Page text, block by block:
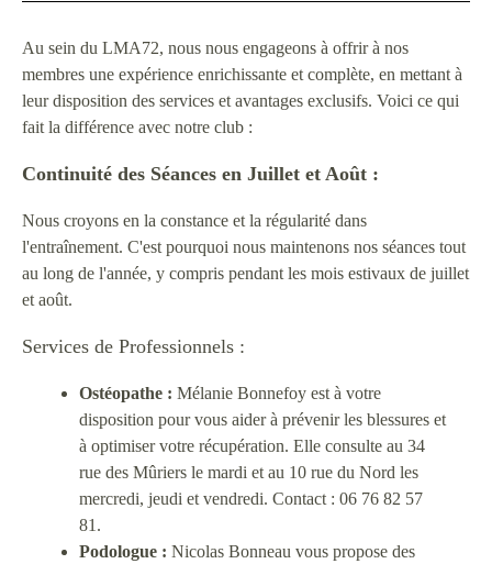
Au sein du LMA72, nous nous engageons à offrir à nos
membres une expérience enrichissante et complète, en mettant à
leur disposition des services et avantages exclusifs. Voici ce qui
fait la différence avec notre club :
Continuité des Séances en Juillet et Août :
Nous croyons en la constance et la régularité dans
l'entraînement. C'est pourquoi nous maintenons nos séances tout
au long de l'année, y compris pendant les mois estivaux de juillet
et août.
Services de Professionnels :
Ostéopathe : Mélanie Bonnefoy est à votre
disposition pour vous aider à prévenir les blessures et
à optimiser votre récupération. Elle consulte au 34
rue des Mûriers le mardi et au 10 rue du Nord les
mercredi, jeudi et vendredi. Contact : 06 76 82 57
81.
Podologue : Nicolas Bonneau vous propose des